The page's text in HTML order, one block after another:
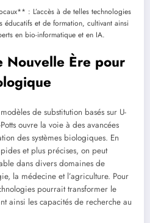
: L’accès à de telles technologies
éducatifs et de formation, cultivant ainsi
en bio-informatique et en IA.
Nouvelle Ère pour
de substitution basés sur U-
ouvre la voie à des avancées
des systèmes biologiques. En
et plus précises, on peut
dans divers domaines de
la médecine et l’agriculture. Pour
pourrait transformer le
ainsi les capacités de recherche au